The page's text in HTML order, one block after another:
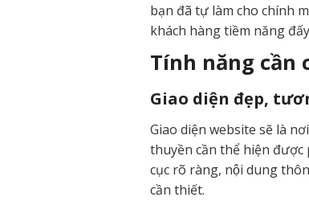
bạn đã tự làm cho chính
khách hàng tiềm năng
Tính năng
Giao diện đẹp,
Giao diện website sẽ là
thuyền cần thể hiện được
cục rõ ràng, nội dung
cần thiết.